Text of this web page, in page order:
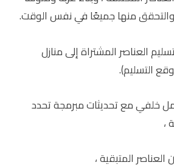
والتحقق منها جميعًا في نفس الوقت.
العناصر المشتراة إلى منازل
التسليم).
خلفي مع تحديثات مبرمجة تحدد
،
المتبقية ،